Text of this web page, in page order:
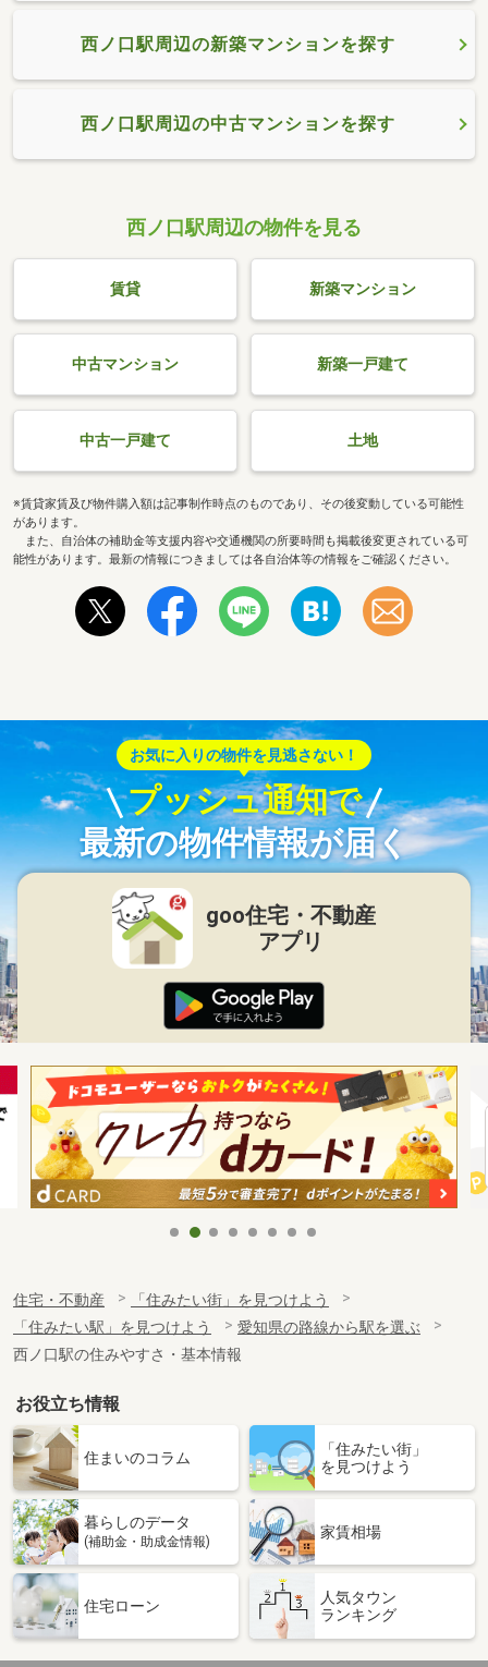
西ノ口駅周辺の新築マンションを探す
西ノ口駅周辺の中古マンションを探す
西ノ口駅周辺の物件を見る
賃貸 新築マンション
中古マンション 新築一戸建て
中古一戸建て 土地
※賃貸家賃及び物件購入額は記事制作時点のものであり、その後変動している可能性
があります。
また、自治体の補助金等支援内容や交通機関の所要時間も掲載後変更されている可
能性があります。最新の情報につきましては各自治体等の情報をご確認ください。
お気に入りの物件を見逃さない！
プッシュ通知で
最新の物件情報が届く
goo住宅・不動産
アプリ
住宅・不動産
「住みたい街」を見つけよう
「住みたい駅」を見つけよう
愛知県の路線から駅を選ぶ
西ノ口駅の住みやすさ・基本情報
お役立ち情報
住まいのコラム
「住みたい街」
を見つけよう
暮らしのデータ
(補助金・助成金情報)
家賃相場
住宅ローン
人気タウン
ランキング